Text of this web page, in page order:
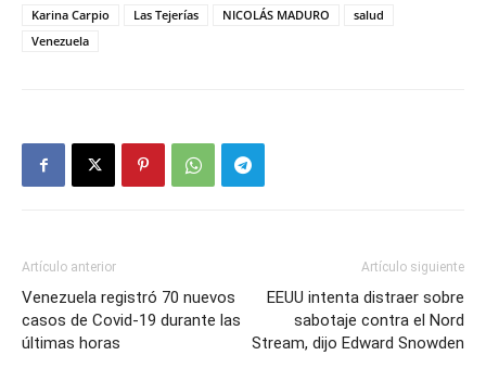
Karina Carpio Las Tejerías NICOLÁS MADURO
salud
Venezuela
Artículo anterior
Venezuela registró 70 nuevos
casos de Covid-19 durante las
últimas horas
Artículo siguiente
EEUU intenta distraer sobre
sabotaje contra el Nord
Stream, dijo Edward Snowden